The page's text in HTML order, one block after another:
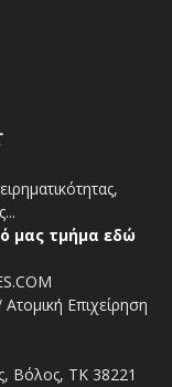
μας τμήμα εδώ
Επιχείρηση
Βόλος, ΤΚ 38221